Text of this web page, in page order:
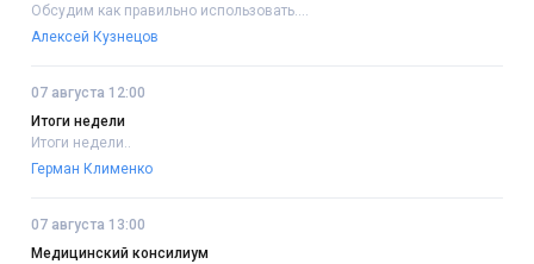
Обсудим как правильно использовать....
Алексей Кузнецов
07 августа 12:00
Итоги недели
Итоги недели..
Герман Клименко
07 августа 13:00
Медицинский консилиум